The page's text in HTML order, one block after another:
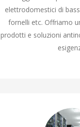
elettrodomestici di
fornelli etc. Offriamo
prodotti e soluzioni